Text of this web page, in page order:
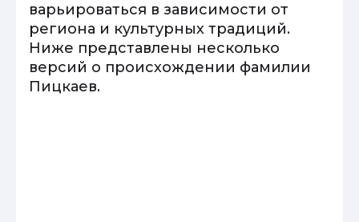
варьироваться в зависимости от
региона и культурных традиций.
Ниже представлены несколько
версий о происхождении фамилии
Пицкаев.